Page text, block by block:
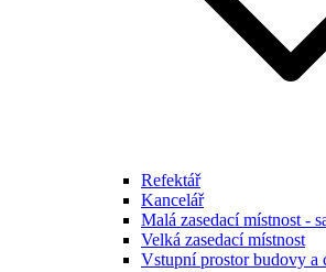
Refektář
Kancelář
Malá zasedací místnost -
Velká zasedací místnost
Vstupní prostor budovy a